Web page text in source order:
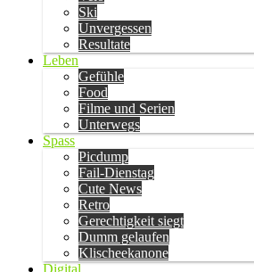
Ski
Unvergessen
Resultate
Leben
Gefühle
Food
Filme und Serien
Unterwegs
Spass
Picdump
Fail-Dienstag
Cute News
Retro
Gerechtigkeit siegt
Dumm gelaufen
Klischeekanone
Digital